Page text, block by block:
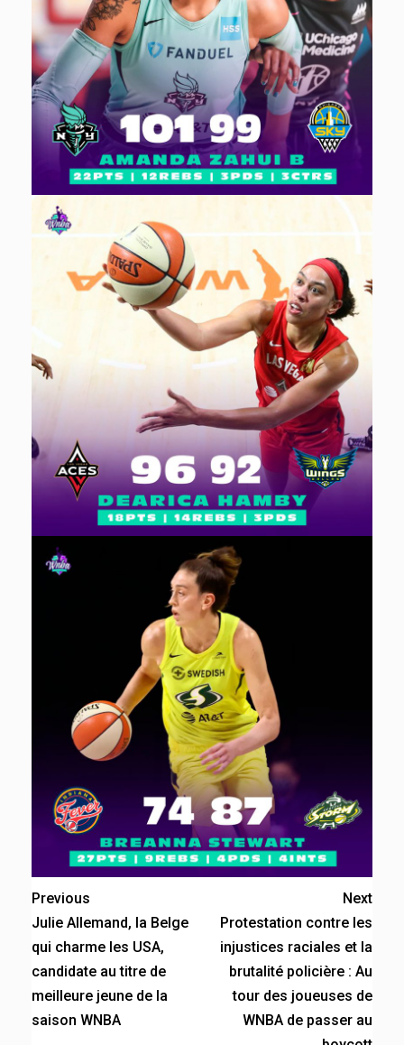
Previous
Julie Allemand, la Belge
qui charme les USA,
candidate au titre de
meilleure jeune de la
saison WNBA
Next
Protestation contre les
injustices raciales et la
brutalité policière : Au
tour des joueuses de
WNBA de passer au